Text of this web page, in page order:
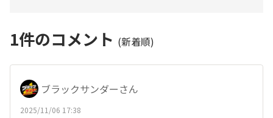
1件のコメント (新着順)
ブラックサンダーさん
2025/11/06 17:38